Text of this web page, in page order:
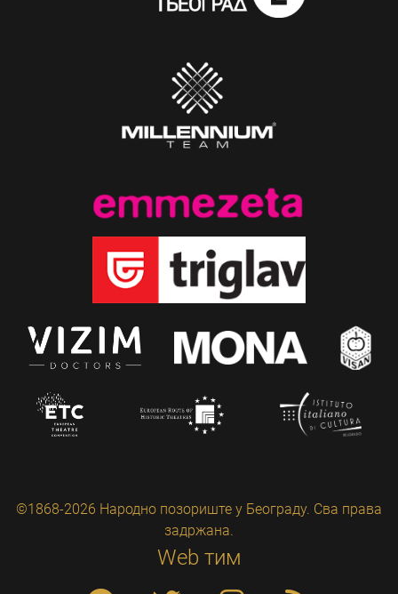
©1868-2026 Народно позориште у Београду. Сва права
задржана.
Web тим